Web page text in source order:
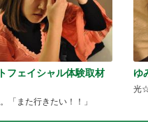
フェイシャル体験取材
「また行きたい！！」
ゆ
光